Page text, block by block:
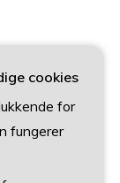
cookies
for
fungerer